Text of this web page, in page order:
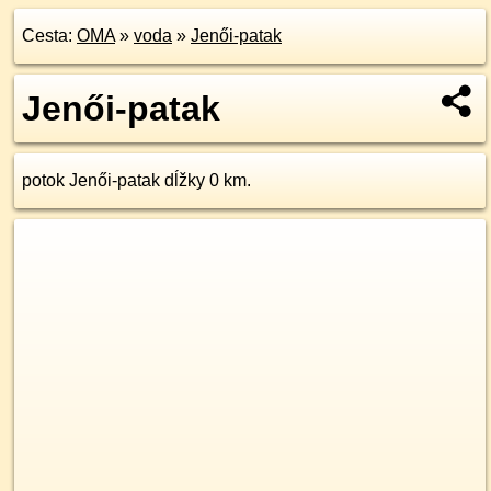
Cesta: OMA» voda » Jenői-patak
Jenői-patak
potok Jenői-patak dĺžky 0 km.